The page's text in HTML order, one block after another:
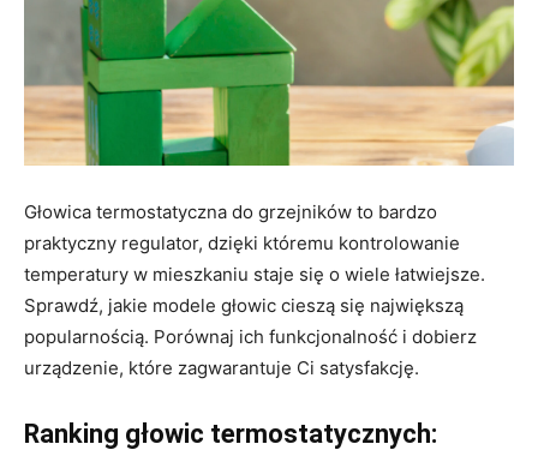
Głowica termostatyczna do grzejników to bardzo
praktyczny regulator, dzięki któremu kontrolowanie
temperatury w mieszkaniu staje się o wiele łatwiejsze.
Sprawdź, jakie modele głowic cieszą się największą
popularnością. Porównaj ich funkcjonalność i dobierz
urządzenie, które zagwarantuje Ci satysfakcję.
Ranking głowic termostatycznych: